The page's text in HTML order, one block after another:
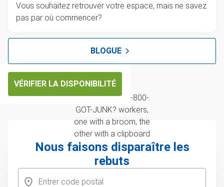
Vous souhaitez retrouver votre espace, mais ne savez
pas par où commencer?
BLOGUE
VÉRIFIER LA DISPONIBILITÉ
Nous faisons disparaître les
rebuts